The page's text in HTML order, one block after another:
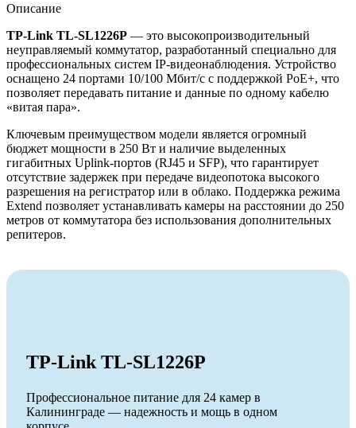
Описание
TP-Link TL-SL1226P — это высокопроизводительный
неуправляемый коммутатор, разработанный специально для
профессиональных систем IP-видеонаблюдения. Устройство
оснащено 24 портами 10/100 Мбит/с с поддержкой PoE+, что
позволяет передавать питание и данные по одному кабелю
«витая пара».
Ключевым преимуществом модели является огромный
бюджет мощности в 250 Вт и наличие выделенных
гигабитных Uplink-портов (RJ45 и SFP), что гарантирует
отсутствие задержек при передаче видеопотока высокого
разрешения на регистратор или в облако. Поддержка режима
Extend позволяет устанавливать камеры на расстоянии до 250
метров от коммутатора без использования дополнительных
репитеров.
TP-Link TL-SL1226P
Профессиональное питание для 24 камер в
Калининграде — надежность и мощь в одном